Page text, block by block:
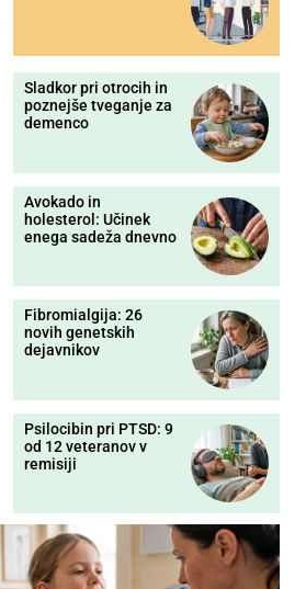
Sladkor pri otrocih in
poznejše tveganje za
demenco
Avokado in
holesterol: Učinek
enega sadeža dnevno
Fibromialgija: 26
novih genetskih
dejavnikov
Psilocibin pri PTSD: 9
od 12 veteranov v
remisiji